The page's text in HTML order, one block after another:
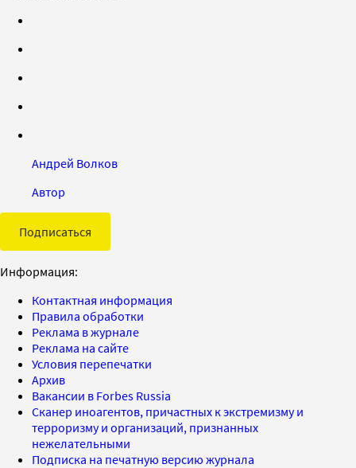
Андрей Волков
Автор
Подписаться
Информация:
Контактная информация
Правила обработки
Реклама в журнале
Реклама на сайте
Условия перепечатки
Архив
Вакансии в Forbes Russia
Сканер иноагентов, причастных к экстремизму и
терроризму и организаций, признанных
нежелательными
Подписка на печатную версию журнала